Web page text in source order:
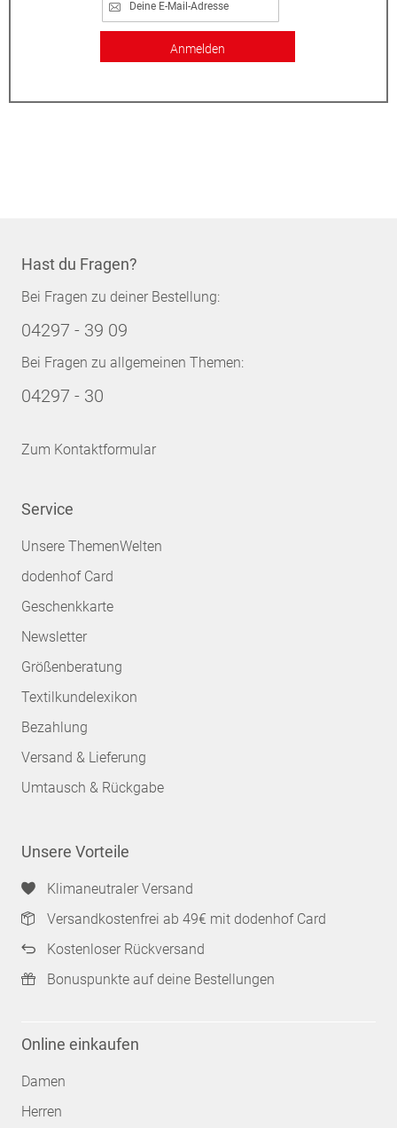
Anmelden
Hast du Fragen?
Bei Fragen zu deiner Bestellung:
04297 - 39 09
Bei Fragen zu allgemeinen Themen:
04297 - 30
Zum Kontaktformular
Service
Unsere ThemenWelten
dodenhof Card
Geschenkkarte
Newsletter
Größenberatung
Textilkundelexikon
Bezahlung
Versand & Lieferung
Umtausch & Rückgabe
Unsere Vorteile
Klimaneutraler Versand
Versandkostenfrei ab 49€ mit dodenhof Card
Kostenloser Rückversand
Bonuspunkte auf deine Bestellungen
Online einkaufen
Damen
Herren